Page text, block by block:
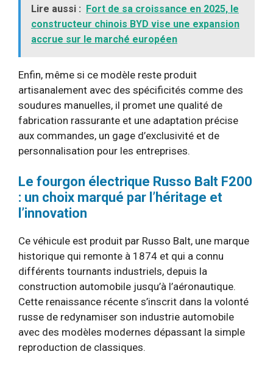
Lire aussi : Fort de sa croissance en 2025, le
constructeur chinois BYD vise une expansion
accrue sur le marché européen
Enfin, même si ce modèle reste produit
artisanalement avec des spécificités comme des
soudures manuelles, il promet une qualité de
fabrication rassurante et une adaptation précise
aux commandes, un gage d’exclusivité et de
personnalisation pour les entreprises.
Le fourgon électrique Russo Balt F200
: un choix marqué par l’héritage et
l’innovation
Ce véhicule est produit par Russo Balt, une marque
historique qui remonte à 1874 et qui a connu
différents tournants industriels, depuis la
construction automobile jusqu’à l’aéronautique.
Cette renaissance récente s’inscrit dans la volonté
russe de redynamiser son industrie automobile
avec des modèles modernes dépassant la simple
reproduction de classiques.